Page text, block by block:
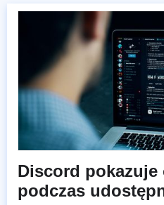
Discord pokazuje
podczas